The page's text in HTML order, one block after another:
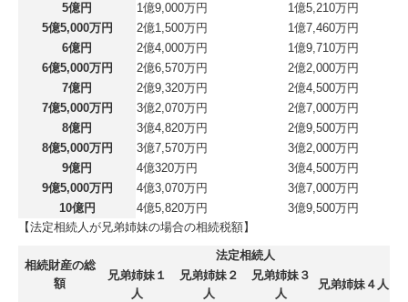
5億円
1億9,000万円
1億5,210万円
5億5,000万円
2億1,500万円
1億7,460万円
6億円
2億4,000万円
1億9,710万円
6億5,000万円
2億6,570万円
2億2,000万円
7億円
2億9,320万円
2億4,500万円
7億5,000万円
3億2,070万円
2億7,000万円
8億円
3億4,820万円
2億9,500万円
8億5,000万円
3億7,570万円
3億2,000万円
9億円
4億320万円
3億4,500万円
9億5,000万円
4億3,070万円
3億7,000万円
10億円
4億5,820万円
3億9,500万円
【法定相続人が兄弟姉妹の場合の相続税額】
相続財産の総
額
法定相続人
兄弟姉妹１
人
兄弟姉妹２
人
兄弟姉妹３
人
兄弟姉妹４人